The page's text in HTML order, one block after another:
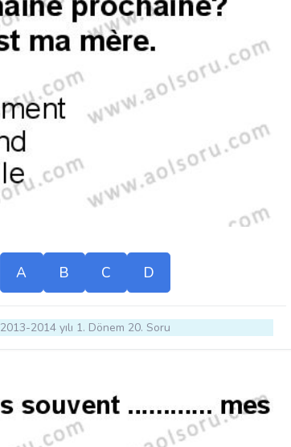
A B C D
2013-2014 yılı 1. Dönem 20. Soru